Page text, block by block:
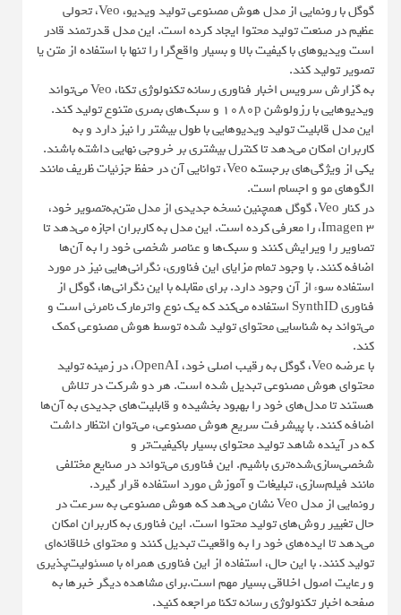
گوگل با رونمایی از مدل هوش مصنوعی تولید ویدیو، Veo، تحولی
عظیم در صنعت تولید محتوا ایجاد کرده است. این مدل قدرتمند قادر
است ویدیوهای با کیفیت بالا و بسیار واقع‌گرا را تنها با استفاده از متن یا
تصویر تولید کند.
به گزارش سرویس اخبار فناوری رسانه تکنولوژی تکنا، Veo می‌تواند
ویدیوهایی با رزولوشن 1080p و سبک‌های بصری متنوع تولید کند.
این مدل قابلیت تولید ویدیوهایی با طول بیشتر را نیز دارد و به
کاربران امکان می‌دهد تا کنترل بیشتری بر خروجی نهایی داشته باشند.
یکی از ویژگی‌های برجسته Veo، توانایی آن در حفظ جزئیات ظریف مانند
الگوهای مو و اجسام است.
در کنار Veo، گوگل همچنین نسخه جدیدی از مدل متن‌به‌تصویر خود،
Imagen 3، را معرفی کرده است. این مدل به کاربران اجازه می‌دهد تا
تصاویر را ویرایش کنند و سبک‌ها و عناصر شخصی خود را به آن‌ها
اضافه کنند. با وجود تمام مزایای این فناوری، نگرانی‌هایی نیز در مورد
استفاده سوء از آن وجود دارد. برای مقابله با این نگرانی‌ها، گوگل از
فناوری SynthID استفاده می‌کند که یک نوع واترمارک نامرئی است و
می‌تواند به شناسایی محتوای تولید شده توسط هوش مصنوعی کمک
کند.
با عرضه Veo، گوگل به رقیب اصلی خود، OpenAI، در زمینه تولید
محتوای هوش مصنوعی تبدیل شده است. هر دو شرکت در تلاش
هستند تا مدل‌های خود را بهبود بخشیده و قابلیت‌های جدیدی به آن‌ها
اضافه کنند. با پیشرفت سریع هوش مصنوعی، می‌توان انتظار داشت
که در آینده شاهد تولید محتوای بسیار باکیفیت‌تر و
شخصی‌سازی‌شده‌تری باشیم. این فناوری می‌تواند در صنایع مختلفی
مانند فیلم‌سازی، تبلیغات و آموزش مورد استفاده قرار گیرد.
رونمایی از مدل Veo نشان می‌دهد که هوش مصنوعی به سرعت در
حال تغییر روش‌های تولید محتوا است. این فناوری به کاربران امکان
می‌دهد تا ایده‌های خود را به واقعیت تبدیل کنند و محتوای خلاقانه‌ای
تولید کنند. با این حال، استفاده از این فناوری همراه با مسئولیت‌پذیری
و رعایت اصول اخلاقی بسیار مهم است.برای مشاهده دیگر خبرها به
صفحه اخبار تکنولوژی رسانه تکنا مراجعه کنید.